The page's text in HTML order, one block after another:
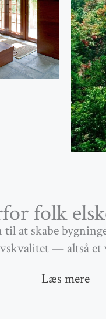
folk
til at skabe
— altså
Læs mere